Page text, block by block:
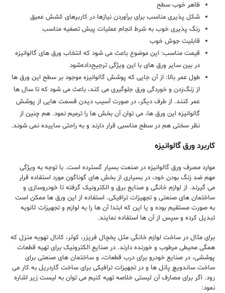
ظاهر خوب سطح
شکل پذیری مناسب برای برآوردن نیازها در کاربرهای کشش عمیق
رنگ پذیری خوب به شرط انجام عملیات پیش تصفیه مناسب
قابلیت جوش خوب
قیمت مناسب: این موضوع باعث می شود که انتخاب ورق های گالوانیزه
در بین سایر ورق های با این ویژگی ترجیح‌داده‌شود
طول عمر بالا: از آن جایی که پوشش گالوانیزه موجود بر سطح این ورق ها
از زنگ‌زدن و خوردگی ورق جلوگیری می کند، باعث می شود که تا سال ها
عمر کنند. از طرف دیگر، در صورت آسیب دیدن قسمت هایی از پوشش
گالوانیزه این ورق ها، می توان آن بخش ها را ترمیم نمود. هم چنین از
نظر سختی هم در سطح مناسبی قرار دارند و به راحتی ساییده نمی شوند.
کاربرد ورق گالوانیزه
موارد مصرف ورق گالوانیزه در صنعت بسیار گسترده است. با توجه به ویژگی
مهم ضد زنگ بودن خود، در بسیاری از بخش های گوناگون مورد استفاده قرار
می گیرند. از لوازم خانگی و صنایع برق و الکترونیک گرفته تا خودروسازی و
ساختمان های صنعتی و تجهیزات ترافیکی. استفاده از این ورق ها ممکن است
به صورت مستقیم بوده و یا این که ابتدا آن ها را به لوازم و تجهیزات ثانویه
تبدیل کرده و سپس از آن ها استفاده نمایند.
برای مثال در ساخت لوازم خانگی مثل یخچال فریزر، کولر، کانال تهویه منزل که
همگی محیطی مرطوب و خورنده دارند. در صنایع الکترونیک برای تهیه قطعات
پوششی، در صنایع خودرو برای درب قطعات، و ساختمان های صنعتی برای
ساخت ساندویچ پانل ها و در تجهیزات ترافیکی برای ساخت گاردریل به کار می
رود. اگر برای مصارف آن لیستی خلاصه تهیه کنیم می توان به لیست زیر اشاره
نمود: